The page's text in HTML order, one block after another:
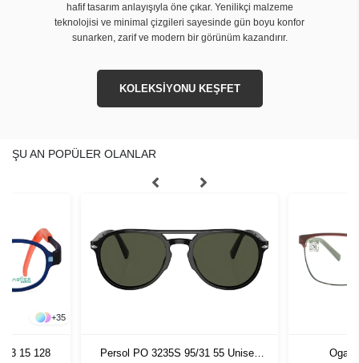
hafif tasarım anlayışıyla öne çıkar. Yenilikçi malzeme
teknolojisi ve minimal çizgileri sayesinde gün boyu konfor
sunarken, zarif ve modern bir görünüm kazandırır.
KOLEKSİYONU KEŞFET
ŞU AN POPÜLER OLANLAR
+35
43 15 128
Persol PO 3235S 95/31 55 Unisex
Oga